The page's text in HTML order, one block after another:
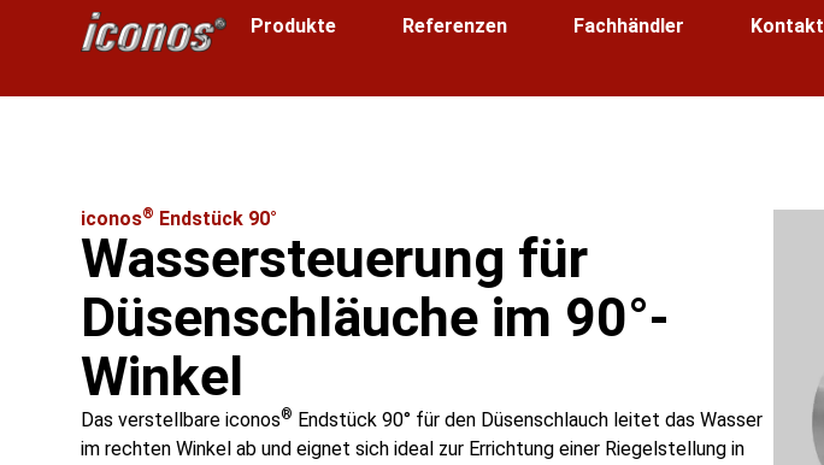
Produkte Referenzen Fachhändler Kontakt
iconos® Endstück 90°
Wassersteuerung für
Düsenschläuche im 90°-
Winkel
Das verstellbare iconos® Endstück 90° für den Düsenschlauch leitet das Wasser
im rechten Winkel ab und eignet sich ideal zur Errichtung einer Riegelstellung in